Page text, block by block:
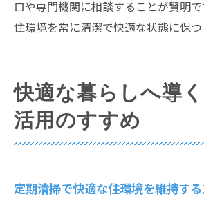
ロや専門機関に相談することが賢明で
住環境を常に清潔で快適な状態に保つ
快適な暮らしへ導
活用のすすめ
定期清掃で快適な住環境を維持す